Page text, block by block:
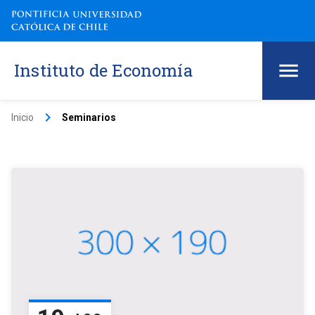
Instituto de Economía
Inicio keyboard_arrow_right Seminarios